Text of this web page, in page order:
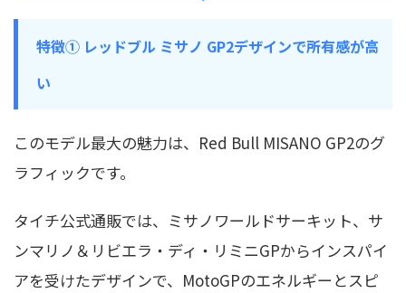
特徴① レッドブル ミサノ GP2デザインで所有感が高
い
このモデル最大の魅力は、Red Bull MISANO GP2のグ
ラフィックです。
タイチ公式通販では、ミサノワールドサーキット、サ
ンマリノ＆リビエラ・ディ・リミニGPからインスパイ
アを受けたデザインで、MotoGPのエネルギーとスピ